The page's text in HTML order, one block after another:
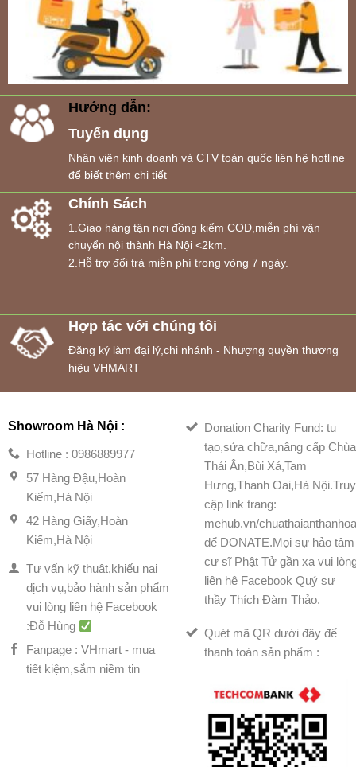
Hướng dẫn:
Tuyển dụng
Nhân viên kinh doanh và CTV toàn quốc liên hệ hotline
để biết thêm chi tiết
Chính Sách
1.Giao hàng tận nơi đồng kiểm COD,miễn phí vận
chuyển nội thành Hà Nội <2km.
2.Hỗ trợ đổi trả miễn phí trong vòng 7 ngày.
Hợp tác với chúng tôi
Đăng ký làm đại lý,chi nhánh - Nhượng quyền thương
hiệu VHMART
Showroom Hà Nội :
Hotline : 0986889977
57 Hàng Đậu,Hoàn
Kiếm,Hà Nội
42 Hàng Giấy,Hoàn
Kiếm,Hà Nội
Tư vấn kỹ thuật,khiếu nại
dịch vụ,bảo hành sản phẩm
vui lòng liên hệ Facebook
:Đỗ Hùng
Fanpage : VHmart - mua
tiết kiệm,sắm niềm tin
Donation Charity Fund: tu
tạo,sửa chữa,nâng cấp Chùa
Thái Ân,Bùi Xá,Tam
Hưng,Thanh Oai,Hà Nội.Truy
cập link trang:
mehub.vn/
để DONATE.Mọi sự hảo tâm
cư sĩ Phật Tử gần xa vui
liên hệ Facebook Quý sư
thầy Thích Đàm Thảo.
Quét mã QR dưới đây để
thanh toán sản phẩm :